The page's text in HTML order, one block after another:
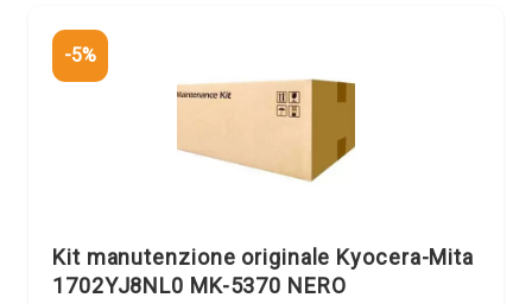
-5%
Kit manutenzione originale Kyocera-Mita
1702YJ8NL0 MK-5370 NERO